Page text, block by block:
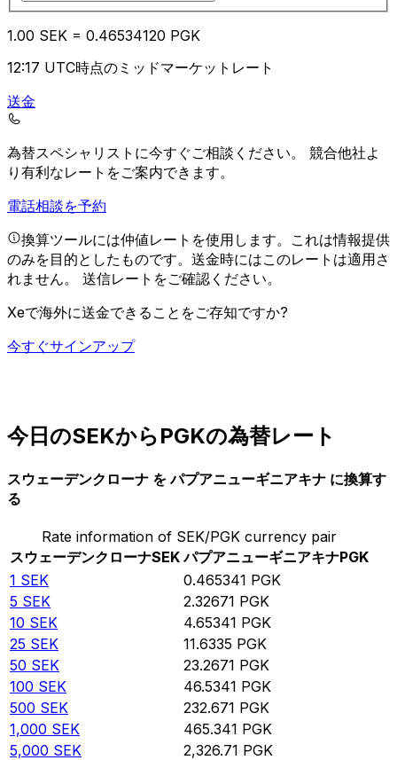
1.00 SEK = 0.46534120 PGK
12:17 UTC時点のミッドマーケットレート
送金
為替スペシャリストに今すぐご相談ください。 競合他社よ
り有利なレートをご案内できます。
電話相談を予約
換算ツールには仲値レートを使用します。これは情報提供
のみを目的としたものです。送金時にはこのレートは適用さ
れません。 送信レートをご確認ください。
Xeで海外に送金できることをご存知ですか?
今すぐサインアップ
今日のSEKからPGKの為替レート
スウェーデンクローナ を パプアニューギニアキナ に換算す
る
Rate information of SEK/PGK currency pair
スウェーデンクローナSEK パプアニューギニアキナPGK
1 SEK 0.465341 PGK
5 SEK 2.32671 PGK
10 SEK 4.65341 PGK
25 SEK 11.6335 PGK
50 SEK 23.2671 PGK
100 SEK 46.5341 PGK
500 SEK 232.671 PGK
1,000 SEK 465.341 PGK
5,000 SEK 2,326.71 PGK